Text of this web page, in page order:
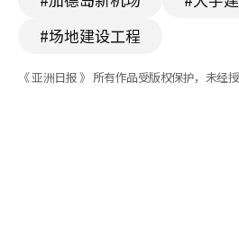
#场地建设工程
《 亚洲日报 》 所有作品受版权保护，未经